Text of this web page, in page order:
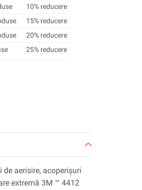
10% reducere
15% reducere
20% reducere
25% reducere
aerisire, acoperișuri
extremă 3M ™ 4412